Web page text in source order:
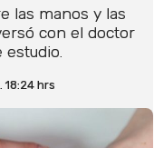
las manos y las
con el doctor
18:24 hrs